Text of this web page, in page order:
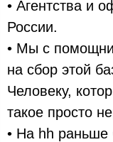
• Агентства и
России.
• Мы с
на сбор этой
Человеку,
такое просто
• На hh раньше